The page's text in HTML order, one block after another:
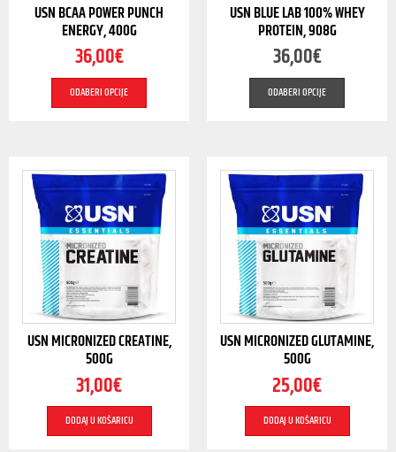
USN BCAA POWER PUNCH
ENERGY, 400G
36,00€
ODABERI OPCIJE
USN BLUE LAB 100% WHEY
PROTEIN, 908G
36,00€
ODABERI OPCIJE
USN MICRONIZED CREATINE,
500G
31,00€
DODAJ U KOŠARICU
USN MICRONIZED GLUTAMINE,
500G
25,00€
DODAJ U KOŠARICU